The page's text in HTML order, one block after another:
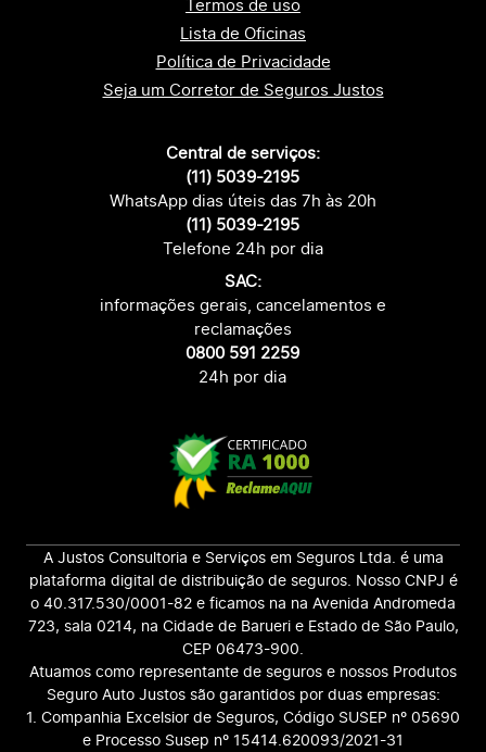
Termos de uso
Lista de Oficinas
Política de Privacidade
Seja um Corretor de Seguros Justos
Central de serviços:
(11) 5039-2195
WhatsApp dias úteis das 7h às 20h
(11) 5039-2195
Telefone 24h por dia
SAC:
informações gerais, cancelamentos e
reclamações
0800 591 2259
24h por dia
A Justos Consultoria e Serviços em Seguros Ltda. é uma
plataforma digital de distribuição de seguros. Nosso CNPJ é
o 40.317.530/0001-82 e ficamos na na Avenida Andromeda
723, sala 0214, na Cidade de Barueri e Estado de São Paulo,
CEP 06473-900.
Atuamos como representante de seguros e nossos Produtos
Seguro Auto Justos são garantidos por duas empresas:
1. Companhia Excelsior de Seguros, Código SUSEP nº 05690
e Processo Susep nº 15414.620093/2021-31